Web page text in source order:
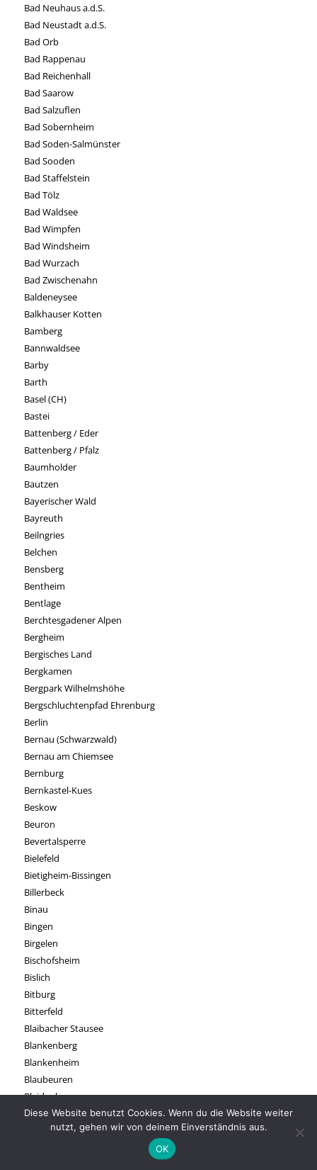
Bad Neuhaus a.d.S.
Bad Neustadt a.d.S.
Bad Orb
Bad Rappenau
Bad Reichenhall
Bad Saarow
Bad Salzuflen
Bad Sobernheim
Bad Soden-Salmünster
Bad Sooden
Bad Staffelstein
Bad Tölz
Bad Waldsee
Bad Wimpfen
Bad Windsheim
Bad Wurzach
Bad Zwischenahn
Baldeneysee
Balkhauser Kotten
Bamberg
Bannwaldsee
Barby
Barth
Basel (CH)
Bastei
Battenberg / Eder
Battenberg / Pfalz
Baumholder
Bautzen
Bayerischer Wald
Bayreuth
Beilngries
Belchen
Bensberg
Bentheim
Bentlage
Berchtesgadener Alpen
Bergheim
Bergisches Land
Bergkamen
Bergpark Wilhelmshöhe
Bergschluchtenpfad Ehrenburg
Berlin
Bernau (Schwarzwald)
Bernau am Chiemsee
Bernburg
Bernkastel-Kues
Beskow
Beuron
Bevertalsperre
Bielefeld
Bietigheim-Bissingen
Billerbeck
Binau
Bingen
Birgelen
Bischofsheim
Bislich
Bitburg
Bitterfeld
Blaibacher Stausee
Blankenberg
Blankenheim
Blaubeuren
Bleidenberg
Bleßberg
Blieskastel
Diese Website benutzt Cookies. Wenn du die Website weiter
nutzt, gehen wir von deinem Einverständnis aus.
OK